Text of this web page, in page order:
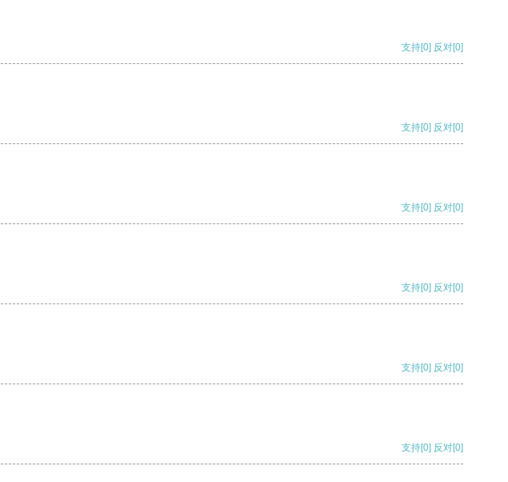
支持[0] 反对[0]
支持[0] 反对[0]
支持[0] 反对[0]
支持[0] 反对[0]
支持[0] 反对[0]
支持[0] 反对[0]